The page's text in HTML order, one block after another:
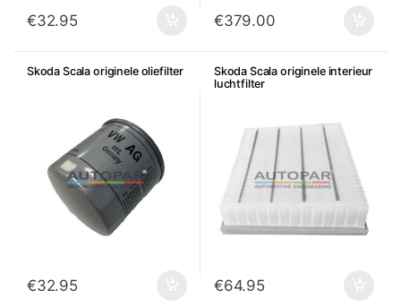
€32.95 €379.00
Skoda Scala originele oliefilter
€32.95
Skoda Scala originele interieur
luchtfilter
€64.95